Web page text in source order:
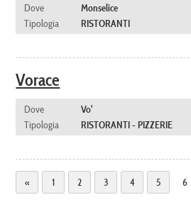
Dove
Monselice
Tipologia
RISTORANTI
Vorace
Dove
Vo'
Tipologia
RISTORANTI - PIZZERIE
« 1 2 3 4 5 6